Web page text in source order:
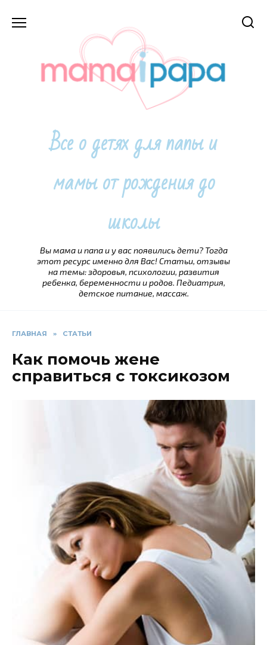
Все о детях для папы и
мамы от рождения до
школы
Вы мама и папа и у вас появились дети? Тогда
этот ресурс именно для Вас! Статьи, отзывы
на темы: здоровья, психологии, развития
ребенка, беременности и родов. Педиатрия,
детское питание, массаж.
ГЛАВНАЯ » СТАТЬИ
Как помочь жене
справиться с токсикозом